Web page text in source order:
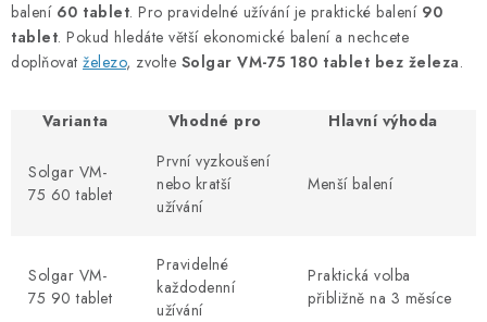
balení 60 tablet. Pro pravidelné užívání je praktické balení 90
tablet. Pokud hledáte větší ekonomické balení a nechcete
doplňovat železo, zvolte Solgar VM-75 180 tablet bez železa.
Varianta Vhodné pro Hlavní výhoda
Solgar VM-
75 60 tablet
První vyzkoušení
nebo kratší
užívání
Menší balení
Solgar VM-
75 90 tablet
Pravidelné
každodenní
užívání
Praktická volba
přibližně na 3 měsíce